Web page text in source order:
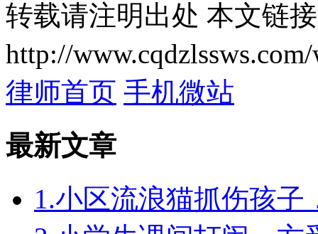
转载请注明出处 本文链
http://
律师首页 手机微站
最新文章
1.小区流浪猫抓伤孩子